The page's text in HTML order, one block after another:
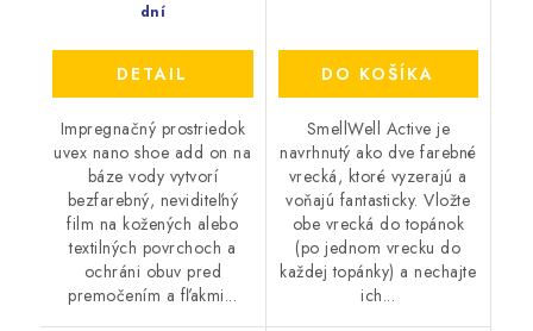
dní
DETAIL
Impregnačný prostriedok
uvex nano shoe add on na
báze vody vytvorí
bezfarebný, neviditeľný
film na kožených alebo
textilných povrchoch a
ochráni obuv pred
premočením a fľakmi...
DO KOŠÍKA
SmellWell Active je
navrhnutý ako dve farebné
vrecká, ktoré vyzerajú a
voňajú fantasticky. Vložte
obe vrecká do topánok
(po jednom vrecku do
každej topánky) a nechajte
ich...